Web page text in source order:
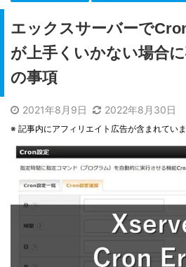
エックスサーバーで
が上手くいかない場合
の事項
2021年8月9日 2022年8月30日
※ 記事内にアフィリエイト広告が含まれてい